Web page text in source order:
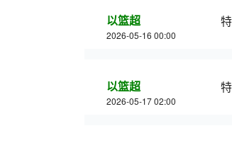
以篮超
2026-05-16 00:00
以篮超
2026-05-17 02:00